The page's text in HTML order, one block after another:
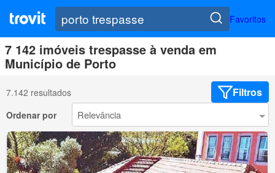
Favoritos
7 142 imóveis trespasse à venda em
Município de Porto
7.142 resultados Filtros
Ordenar por